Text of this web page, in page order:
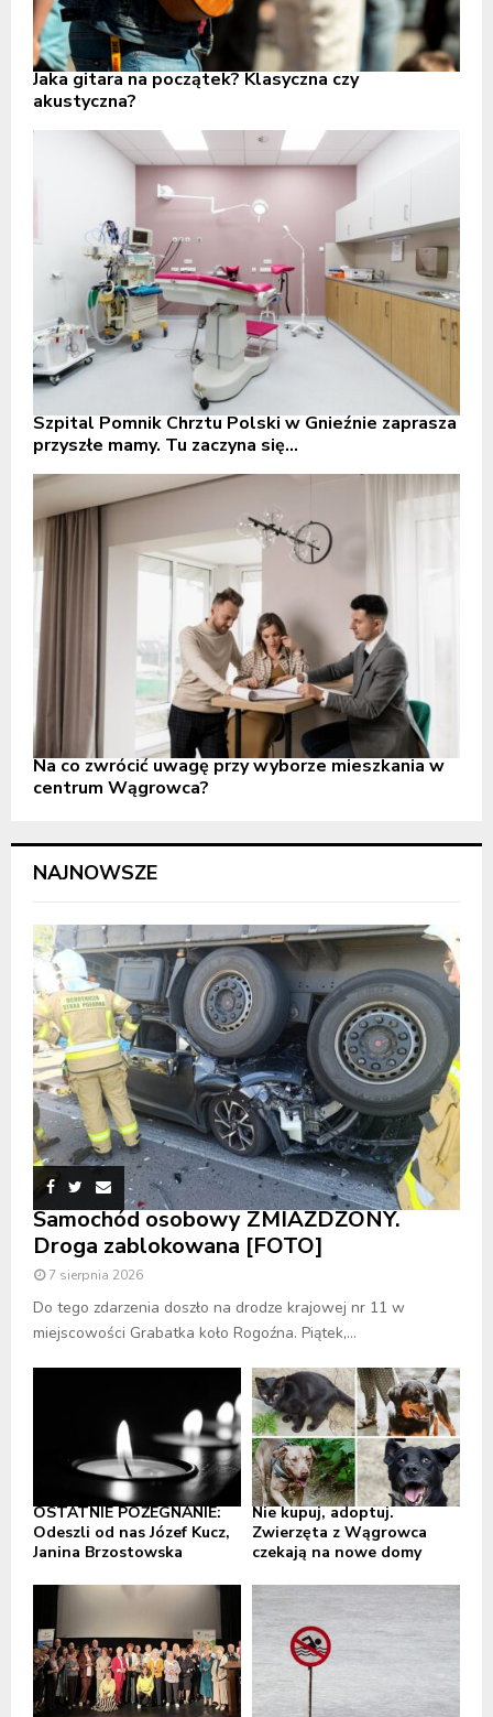
Jaka gitara na początek? Klasyczna czy
akustyczna?
Szpital Pomnik Chrztu Polski w Gnieźnie zaprasza
przyszłe mamy. Tu zaczyna się...
Na co zwrócić uwagę przy wyborze mieszkania w
centrum Wągrowca?
NAJNOWSZE
Samochód osobowy ZMIAŻDŻONY.
Droga zablokowana [FOTO]
7 sierpnia 2026
Do tego zdarzenia doszło na drodze krajowej nr 11 w
miejscowości Grabatka koło Rogoźna. Piątek,...
OSTATNIE POŻEGNANIE:
Odeszli od nas Józef Kucz,
Janina Brzostowska
Nie kupuj, adoptuj.
Zwierzęta z Wągrowca
czekają na nowe domy